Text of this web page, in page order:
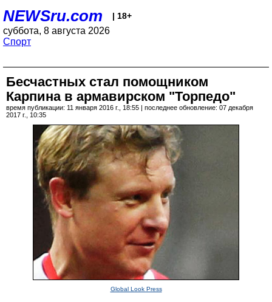
NEWSru.com | 18+
суббота, 8 августа 2026
Спорт
Бесчастных стал помощником
Карпина в армавирском "Торпедо"
время публикации: 11 января 2016 г., 18:55 | последнее обновление: 07 декабря
2017 г., 10:35
Global Look Press